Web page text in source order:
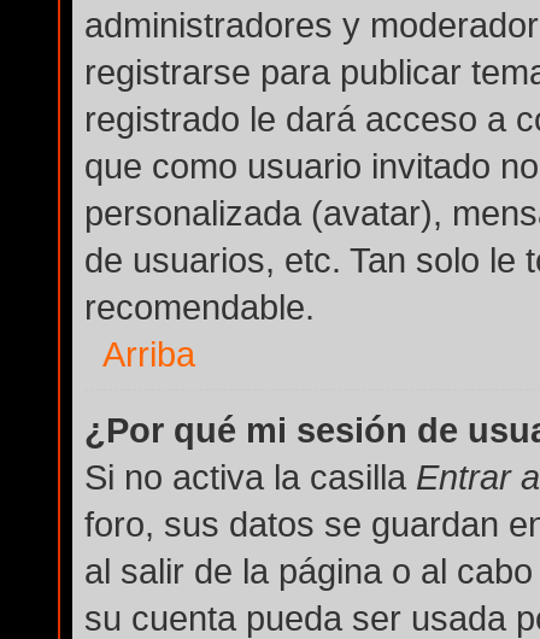
administradores y
registrarse para publicar
registrado le dará acceso a
que como usuario invitado
personalizada (avatar),
de usuarios, etc. Tan solo le
recomendable.
Arriba
¿Por qué mi sesión de
Si no activa la casilla Entrar
foro, sus datos se guardan
al salir de la página o al
su cuenta pueda ser usada